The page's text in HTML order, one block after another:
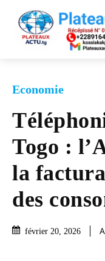
Economie
Togo :
la
des
février 20, 2026